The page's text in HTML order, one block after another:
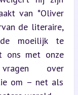
van *Oliver
de literaire,
moeilijk te
ons met onze
over
om – net als